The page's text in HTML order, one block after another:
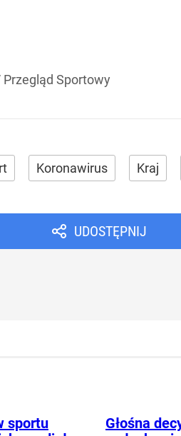
Sportowy
Koronawirus Kraj
UDOSTĘPNIJ
sportu
Głośna